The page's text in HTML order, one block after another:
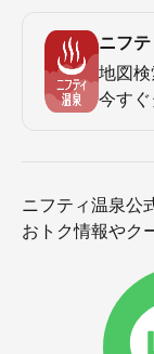
ニフ
地図検
今すぐ
ニフティ温泉公
おトク情報やク